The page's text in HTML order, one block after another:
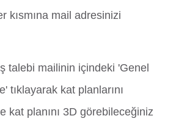
kısmına mail adresinizi
talebi mailinin içindeki 'Genel
tıklayarak kat planlarını
kat planını 3D görebileceğiniz